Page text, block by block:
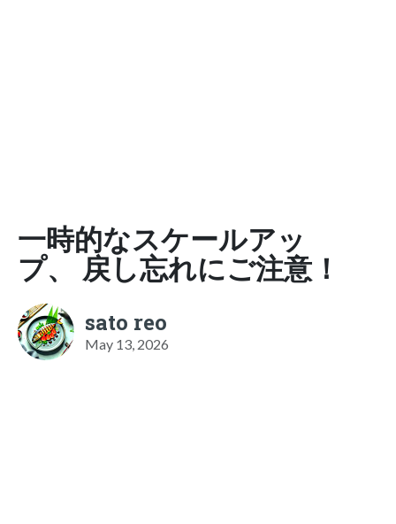
一時的なスケールアッ
プ、 戻し忘れにご注意！
sato reo
May 13, 2026